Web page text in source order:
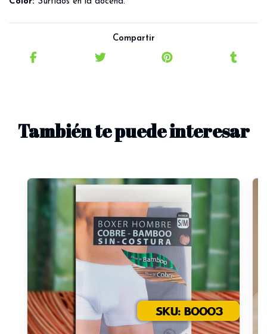
Compartir
También te puede interesar